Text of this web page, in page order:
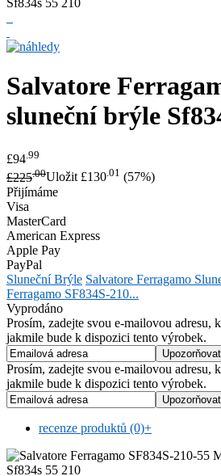
Salvatore
sluneční brýle
£94 .99
£225.00Uložit £130.01 (57%)
Přijímáme
Visa
MasterCard
American Express
Apple Pay
PayPal
Sluneční Brýle Salvatore Ferragamo
Ferragamo SF834S-210...
Vyprodáno
Prosím, zadejte svou e-mailovou adresu,
jakmile bude k dispozici tento výrobek.
Prosím, zadejte svou e-mailovou adresu,
jakmile bude k dispozici tento výrobek.
recenze produktů (0)+